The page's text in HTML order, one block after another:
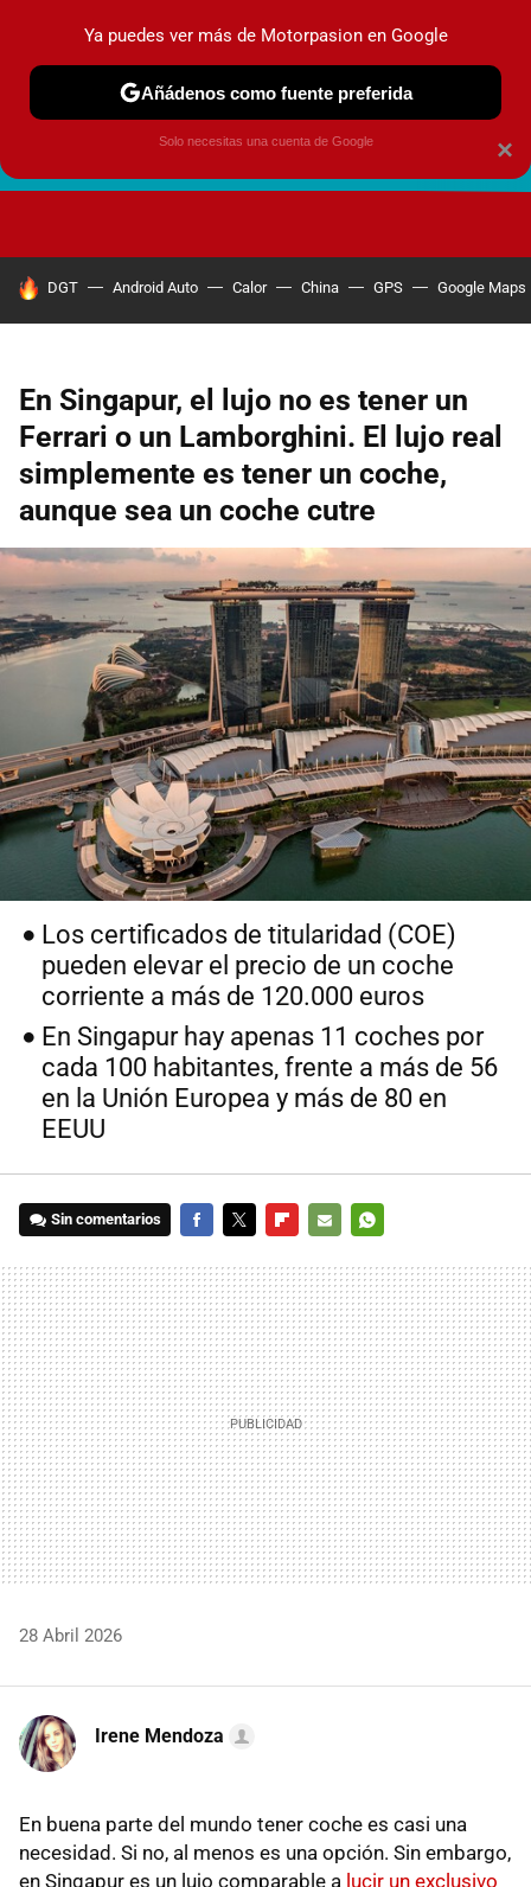
HOY SE HABLA DE
DGT Android Auto Calor China GPS Google Maps
En Singapur, el lujo no es tener un
Ferrari o un Lamborghini. El lujo real
simplemente es tener un coche,
aunque sea un coche cutre
Los certificados de titularidad (COE)
pueden elevar el precio de un coche
corriente a más de 120.000 euros
En Singapur hay apenas 11 coches por
cada 100 habitantes, frente a más de 56
en la Unión Europea y más de 80 en
EEUU
Sin comentarios
MAIL
28 Abril 2026
Irene Mendoza
En buena parte del mundo tener coche es casi una
necesidad. Si no, al menos es una opción. Sin embargo,
en Singapur es un lujo comparable a lucir un exclusivo
×
Ya puedes ver más de Motorpasion en Google
Añádenos como fuente preferida
Solo necesitas una cuenta de Google